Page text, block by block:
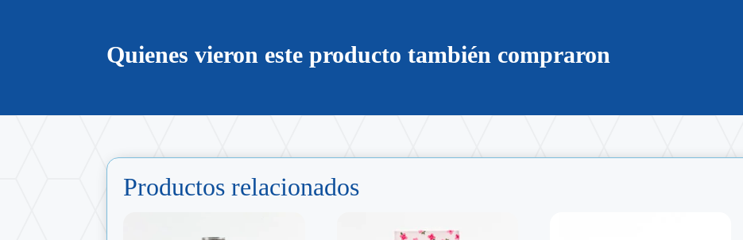
Quienes vieron este producto también compraron
Productos relacionados